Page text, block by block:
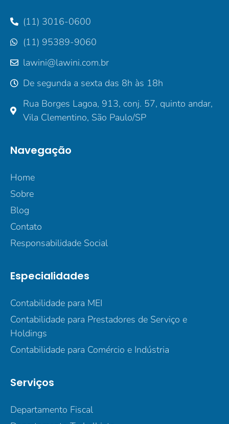
(11) 3016-0600
(11) 95389-9060
lawini@lawini.com.br
De segunda a sexta das 8h às 18h
Rua Borges Lagoa, 913, conj. 57, quinto andar,
Vila Clementino, São Paulo/SP
Navegação
Home
Sobre
Blog
Contato
Responsabilidade Social
Especialidades
Contabilidade para MEI
Contabilidade para Prestadores de Serviço e
Holdings
Contabilidade para Comércio e Indústria
Serviços
Departamento Fiscal